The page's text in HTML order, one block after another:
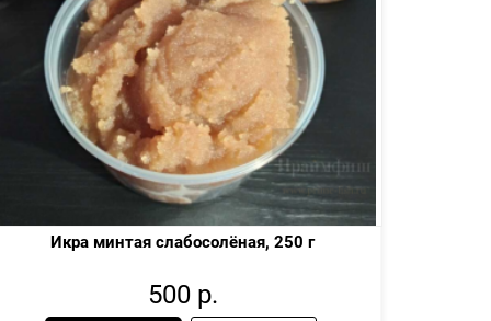
Икра минтая слабосолёная, 250 г
500 р.